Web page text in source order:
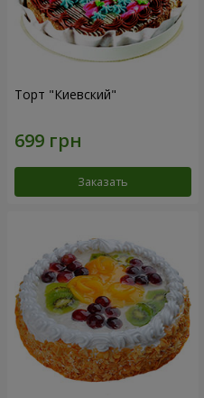
Торт "Киевский"
Заказать